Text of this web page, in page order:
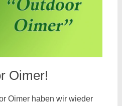
Oimer!
Oimer haben wir wieder